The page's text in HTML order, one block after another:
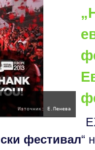
Източник: Е.Пенева
фестивал“